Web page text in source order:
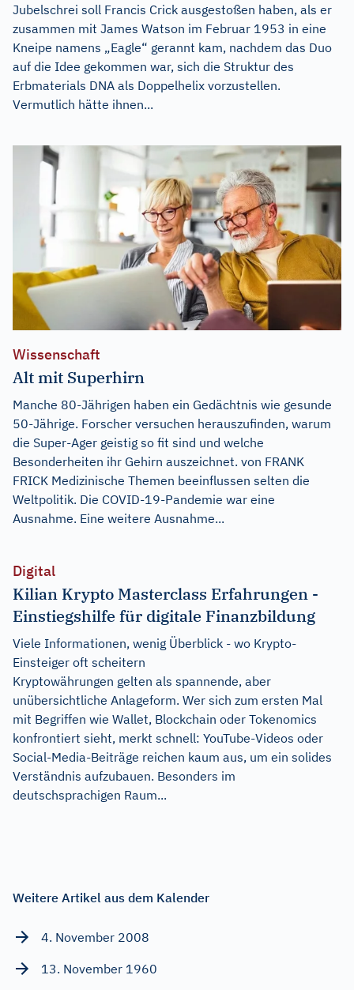
Jubelschrei soll Francis Crick ausgestoßen haben, als er
zusammen mit James Watson im Februar 1953 in eine
Kneipe namens „Eagle“ gerannt kam, nachdem das Duo
auf die Idee gekommen war, sich die Struktur des
Erbmaterials DNA als Doppelhelix vorzustellen.
Vermutlich hätte ihnen...
Wissenschaft
Alt mit Superhirn
Manche 80-Jährigen haben ein Gedächtnis wie gesunde
50-Jährige. Forscher versuchen herauszufinden, warum
die Super-Ager geistig so fit sind und welche
Besonderheiten ihr Gehirn auszeichnet. von FRANK
FRICK Medizinische Themen beeinflussen selten die
Weltpolitik. Die COVID-19-Pandemie war eine
Ausnahme. Eine weitere Ausnahme...
Digital
Kilian Krypto Masterclass Erfahrungen -
Einstiegshilfe für digitale Finanzbildung
Viele Informationen, wenig Überblick - wo Krypto-
Einsteiger oft scheitern
Kryptowährungen gelten als spannende, aber
unübersichtliche Anlageform. Wer sich zum ersten Mal
mit Begriffen wie Wallet, Blockchain oder Tokenomics
konfrontiert sieht, merkt schnell: YouTube-Videos oder
Social-Media-Beiträge reichen kaum aus, um ein solides
Verständnis aufzubauen. Besonders im
deutschsprachigen Raum...
Weitere Artikel aus dem Kalender
4. November 2008
13. November 1960